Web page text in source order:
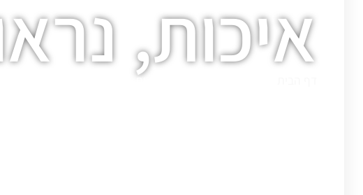
איכות,
וילונות לסלון- שילוב של איכות, נראות ונוחות